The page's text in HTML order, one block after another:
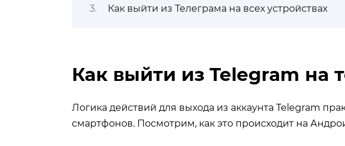
Как выйти из Телеграма на всех устройствах
Как выйти из Telegram на
Логика действий для выхода из аккаунта Telegram
смартфонов. Посмотрим, как это происходит на